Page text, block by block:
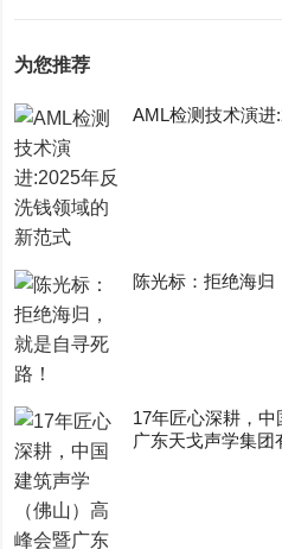
为您推荐
AML检测技术演进
陈光标：拒绝海归
17年匠心深耕，
广东天戈声学集